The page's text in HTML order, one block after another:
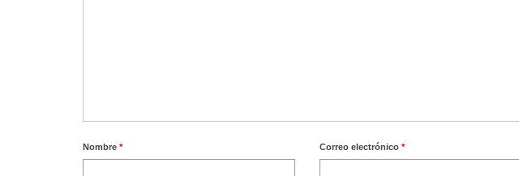
Nombre * Correo electrónico*